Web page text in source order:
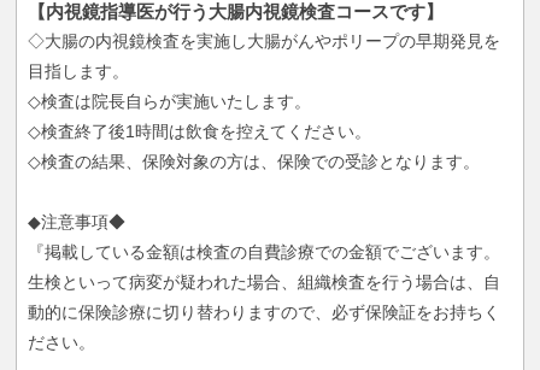
【内視鏡指導医が行う大腸内視鏡検査コースです】
◇大腸の内視鏡検査を実施し大腸がんやポリープの早期発見を
目指します。
◇検査は院長自らが実施いたします。
◇検査終了後1時間は飲食を控えてください。
◇検査の結果、保険対象の方は、保険での受診となります。
◆注意事項◆
『掲載している金額は検査の自費診療での金額でございます。
生検といって病変が疑われた場合、組織検査を行う場合は、自
動的に保険診療に切り替わりますので、必ず保険証をお持ちく
ださい。